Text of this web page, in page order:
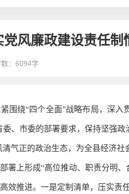
风廉政建设责任制
数：6094字
围绕“四个全面”战略布局，深
、市委的部署要求，保持坚强
气正的政治生态，为全县经济社
署上形成“高位推动、职责分明、
效推进。一是定制清单，压实